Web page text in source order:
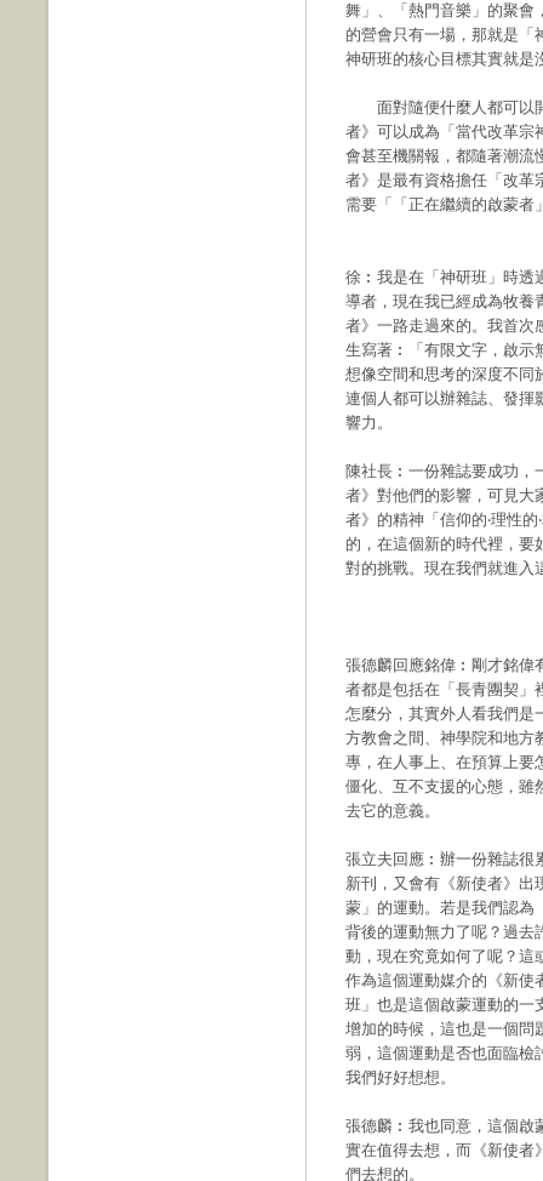
舞」、「熱門音樂」的聚會
的營會只有一場，那就是「
神研班的核心目標其實就是
面對隨便什麼人都可以開
者》可以成為「當代改革宗
會甚至機關報，都隨著潮流
者》是最有資格擔任「改革
需要「「正在繼續的啟蒙者
徐︰我是在「神研班」時透
導者，現在我已經成為牧養
者》一路走過來的。我首次
生寫著︰「有限文字，啟示
想像空間和思考的深度不同
連個人都可以辦雜誌、發揮
響力。
陳社長︰一份雜誌要成功，
者》對他們的影響，可見大
者》的精神「信仰的‧理性
的，在這個新的時代裡，要
對的挑戰。現在我們就進入
張德麟回應銘偉︰剛才銘偉
者都是包括在「長青團契」
怎麼分，其實外人看我們是
方教會之間、神學院和地方
專，在人事上、在預算上要
僵化、互不支援的心態，雖
去它的意義。
張立夫回應︰辦一份雜誌很
新刊，又會有《新使者》出
蒙」的運動。若是我們認為
背後的運動無力了呢？過去
動，現在究竟如何了呢？這
作為這個運動媒介的《新使
班」也是這個啟蒙運動的一
增加的時候，這也是一個問
弱，這個運動是否也面臨檢
我們好好想想。
張德麟︰我也同意，這個啟
實在值得去想，而《新使者
們去想的。